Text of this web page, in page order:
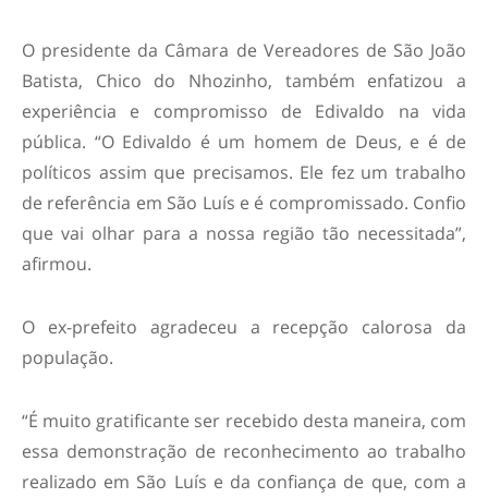
O presidente da Câmara de Vereadores de São João
Batista, Chico do Nhozinho, também enfatizou a
experiência e compromisso de Edivaldo na vida
pública. “O Edivaldo é um homem de Deus, e é de
políticos assim que precisamos. Ele fez um trabalho
de referência em São Luís e é compromissado. Confio
que vai olhar para a nossa região tão necessitada”,
afirmou.
O ex-prefeito agradeceu a recepção calorosa da
população.
“É muito gratificante ser recebido desta maneira, com
essa demonstração de reconhecimento ao trabalho
realizado em São Luís e da confiança de que, com a